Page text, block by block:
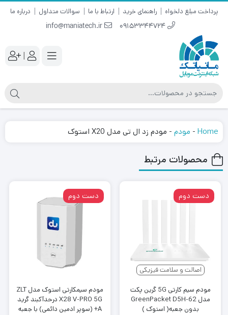
پرداخت مبلغ دلخواه راهنمای خرید ارتباط با ما سوالات متداول درباره ما
09153344724
info@maniatech.ir
|
Home
- مودم - مودم زد ال تی مدل X20 استوک
محصولات مرتبط
اصالت و سلامت فیزیکی
دست دوم
مودم سیم کارتی 5G گرین پکت
مدل GreenPacket D5H-62
بدون جعبه( استوک )
دست دوم
مودم سیمکارتی استوک مدل ZLT
X28 V-PRO 5G درحدآکبند گرید
A+ (سوپر ادمین دائمی) با جعبه